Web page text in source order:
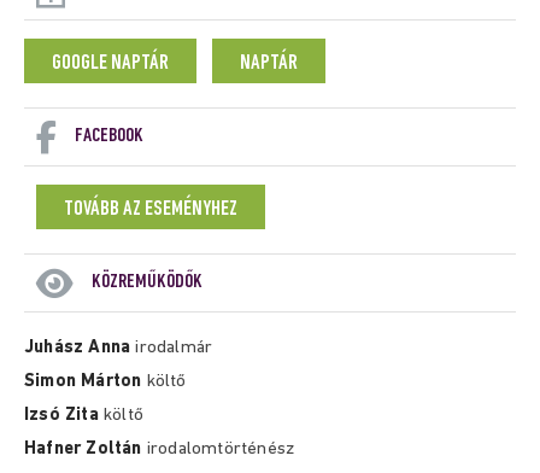
GOOGLE NAPTÁR NAPTÁR
FACEBOOK
TOVÁBB AZ ESEMÉNYHEZ
KÖZREMŰKÖDŐK
Juhász Anna irodalmár
Simon Márton költő
Izsó Zitaköltő
Hafner Zoltán irodalomtörténész